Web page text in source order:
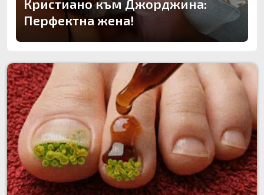
Кристиано към Джорджина:
Перфектна жена!